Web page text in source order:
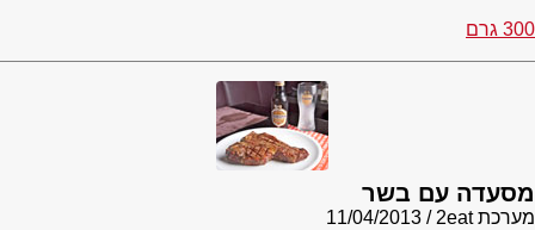
300 גרם
מסעדה עם בשר
מערכת 2eat
11/04/2013